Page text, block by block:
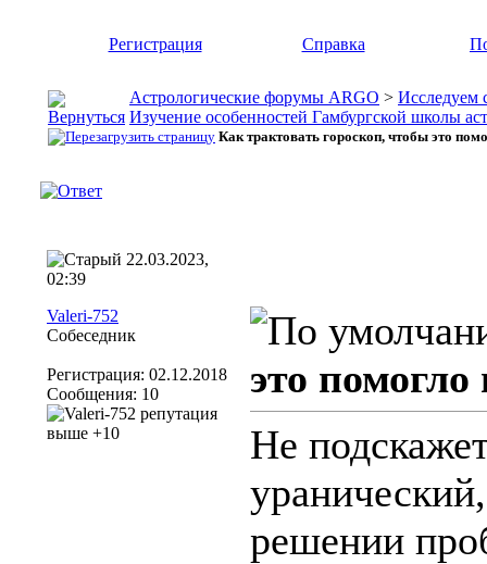
Регистрация Справка
Астрологические форумы ARGO > Исследуем
Изучение особенностей Гамбургской школы
Как трактовать гороскоп, чтобы это
22.03.2023,
02:39
Valeri-752
Собеседник
Регистрация: 02.12.2018
Сообщения: 10
это
Не
решении